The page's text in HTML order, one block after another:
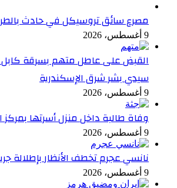
مصرع سائق تروسيكل في حادث
9 أغسطس، 2026
القبض على عاطل متهم بسرقة
سيدي بشر شرق الإسكندرية
9 أغسطس، 2026
وفاة طالبة داخل منزل أسرتها
9 أغسطس، 2026
نانسي عجرم تخطف الأنظار بإطلالة
9 أغسطس، 2026